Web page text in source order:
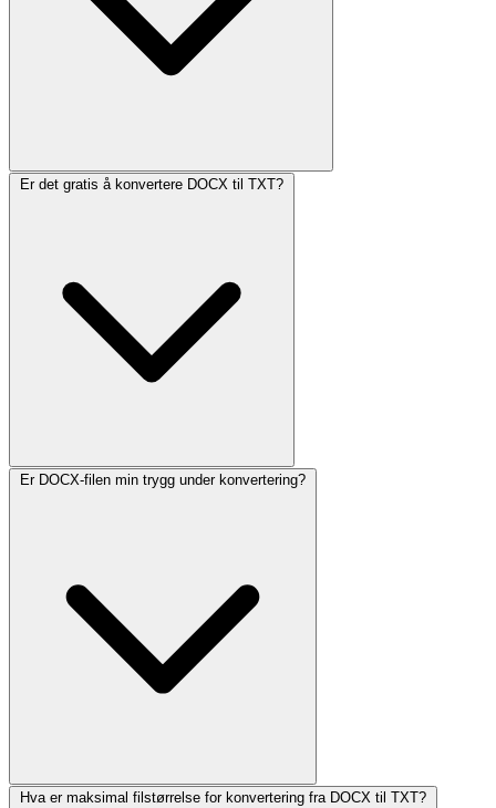
Er det gratis å konvertere DOCX til TXT?
Er DOCX-filen min trygg under konvertering?
Hva er maksimal filstørrelse for konvertering fra DOCX til TXT?